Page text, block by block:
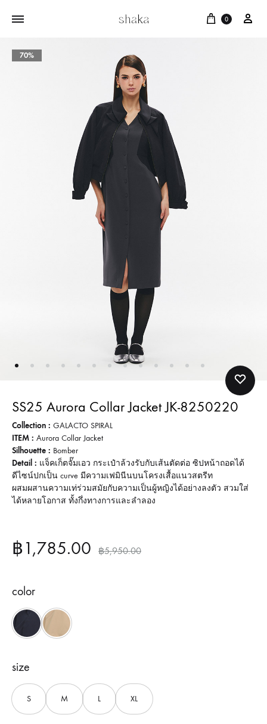
Cart
0
70%
SS25 Aurora Collar Jacket JK-8250220
Collection : GALACTO SPIRAL
ITEM : Aurora Collar Jacket
Silhouette : Bomber
Detail : แจ็คเก็ตจั๊มเอว กระเป๋าล้วงรับกับเส้นตัดต่อ ซิปหน้าถอดได้
ดีไซน์ปกเป็น curve มีความเฟมินีนบนโครงเสื้อแนวสตรีท
ผสมผสานความเท่ร่วมสมัยกับความเป็นผู้หญิงได้อย่างลงตัว สวมใส่
ได้หลายโอกาส ทั้งกึ่งทางการและลำลอง
฿1,785.00 ฿5,950.00
color
Grey Khaki
size
S M L XL